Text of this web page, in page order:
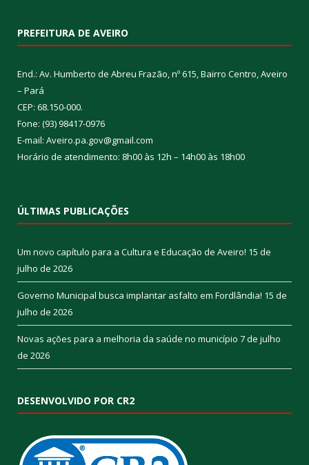
PREFEITURA DE AVEIRO
End.: Av. Humberto de Abreu Frazão, nº 615, Bairro Centro, Aveiro
– Pará
CEP: 68.150-000.
Fone: (93) 98417-0976
E-mail: Aveiro.pa.gov@gmail.com
Horário de atendimento: 8h00 às 12h – 14h00 às 18h00
ÚLTIMAS PUBLICAÇÕES
Um novo capítulo para a Cultura e Educação de Aveiro! 15 de
julho de 2026
Governo Municipal busca implantar asfalto em Fordlândia! 15 de
julho de 2026
Novas ações para a melhoria da saúde no município 7 de julho
de 2026
DESENVOLVIDO POR CR2